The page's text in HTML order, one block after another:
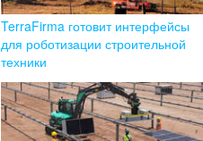
TerraFirma готовит интерфейсы
для роботизации строительной
техники